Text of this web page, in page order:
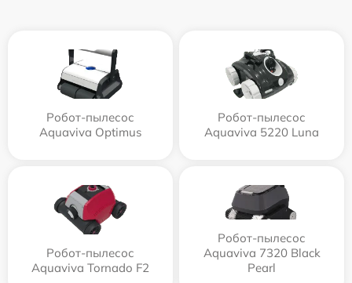
Робот-пылесос
Aquaviva Optimus
Робот-пылесос
Aquaviva 5220 Luna
Робот-пылесос
Aquaviva Tornado F2
Робот-пылесос
Aquaviva 7320 Black
Pearl